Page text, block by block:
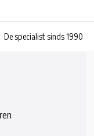
De specialist sinds 1990